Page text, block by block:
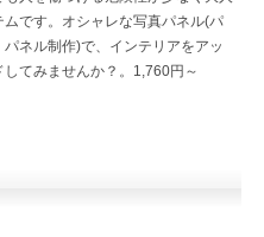
ムです。オシャレな写真パネル(パ
パネル制作)で、インテリアをアッ
してみませんか？。1,760円～